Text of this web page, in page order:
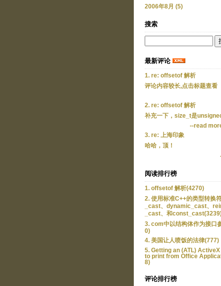
2006年8月 (5)
搜索
最新评论
1. re: offsetof 解析
评论内容较长,点击标题查看
2. re: offsetof 解析
补充一下，size_t是
--read
3. re: 上海印象
哈哈，顶！
阅读排行榜
1. offsetof 解析(4270)
2. 使用标准C++的类型转换
_cast、dynamic_cast、
_cast、和
3. com中以结构体作为接口
0)
4. 美国让人喷饭的法律(777)
5. Getting an (ATL) ActiveX
to print from Office
8)
评论排行榜